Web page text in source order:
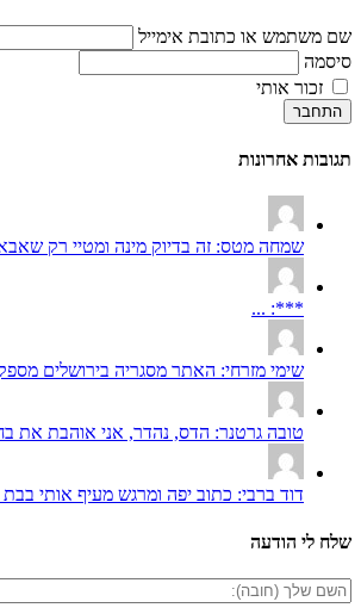
שם משתמש או כתובת אימייל
סיסמה
זכור אותי
התחבר
תגובות אחרונות
שמחה מטס: זה בדיוק מינה ומטיי רק שאבא
***: ...
שימי מזרחי: האתר מסגריה בירושלים
טובה גרטנר: הדס, נהדר, אני אוהבת את
דוד ברבי: כתוב יפה ומרגש מעיף אותי
שלח לי הודעה